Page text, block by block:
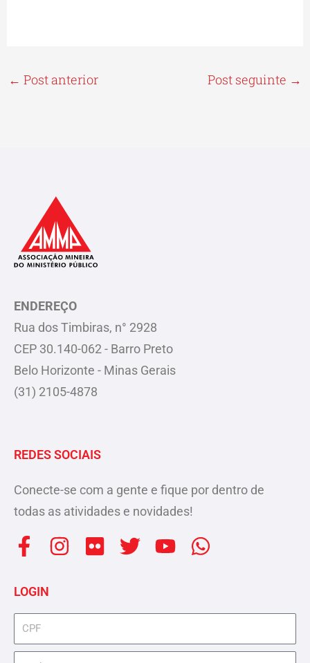
← Post anterior Post seguinte →
ENDEREÇO
Rua dos Timbiras, n° 2928
CEP 30.140-062 - Barro Preto
Belo Horizonte - Minas Gerais
(31) 2105-4878
REDES SOCIAIS
Conecte-se com a gente e fique por dentro de
todas as atividades e novidades!
F
a
c
e
b
o
I
t
g
F
c
r
T
t
e
Y
t
b
W
t
a
LOGIN
cpf